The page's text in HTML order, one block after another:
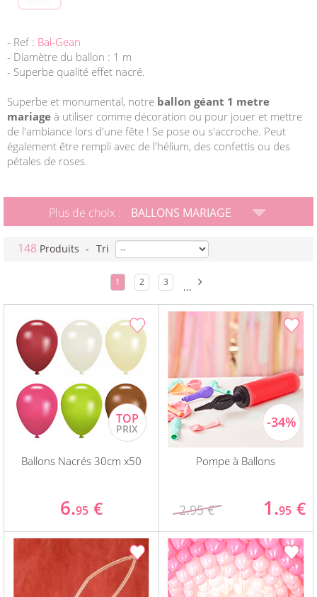
- Ref : Bal-Gean
- Diamètre du ballon : 1 m
- Superbe qualité effet nacré.
Superbe et monumental, notre ballon géant 1 metre
mariage à utiliser comme décoration ou pour jouer et mettre
de l'ambiance lors d'une fête ! Se pose ou s'accroche. Peut
également être rempli avec de l'hélium, des confettis ou des
pétales de roses.
Plus de choix : BALLONS MARIAGE
148 Produits - Tri
1 2 3 ...
Ballons Nacrés 30cm x50
6.95 €
Pompe à Ballons
2.95 € 1.95 €